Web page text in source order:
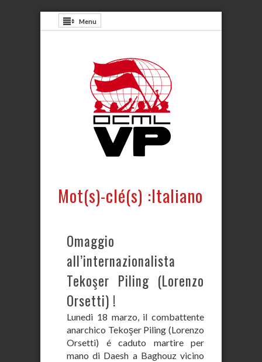
Menu
Mot(s)-clé(s) :Italiano
Omaggio
all’internazionalista
Tekoşer Piling (Lorenzo
Orsetti) !
Lunedi 18 marzo, il combattente
anarchico Tekoşer Piling (Lorenzo
Orsetti) é caduto martire per
mano di Daesh a Baghouz vicino